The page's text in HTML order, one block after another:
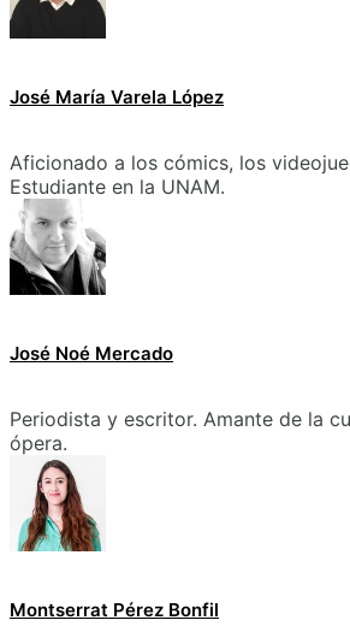
José María Varela López
Aficionado a los cómics, los
Estudiante en la UNAM.
José Noé Mercado
Periodista y escritor. Amante de la
ópera.
Montserrat Pérez Bonfil